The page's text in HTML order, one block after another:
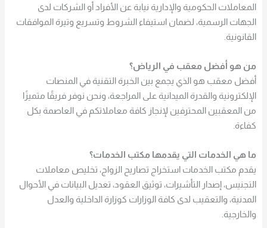
المعاملات الحكومية والإدارية نيابة عن الأفراد أو الشركات لدى
الجهات الرسمية، لضمان استيفاء الشروط وتسريع وتيرة الموافقات
القانونية.
من هو أفضل معقب في الرياض؟
أفضل معقب هو الذي يجمع بين الخبرة التقنية في المنصات
الإلكترونية والقدرة الميدانية على المراجعة، ونحن نوفر فريقًا متميزًا
من المعقبين المحترفين لإنجاز كافة معاملاتكم في العاصمة بكل
كفاءة.
ما هي الخدمات التي يقدمها مكتب الخدمات؟
يقدم مكتب الخدمات استخراج تصاريح الزواج، تخليص معاملات
التجنيس، إصدار التأشيرات، توثيق العقود، تعديل البيانات في الأحوال
المدنية، والتعقيب لدى كافة الوزارات كوزارة الداخلية والعدل
والخارجية.